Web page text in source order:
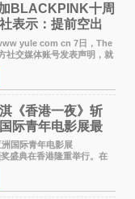
BLACKPINK十周
表示：提前空出
yule com cn 7日，The
社交媒体账号发表声明，就
个人行程及是否参
念活动的种种猜测作出正
《香港一夜》斩
际青年电影展最
国际青年电影展
奖盛典在香港隆重举行。在
电影人、文化界人士及媒
盛会上，香港本土电影
in Ho